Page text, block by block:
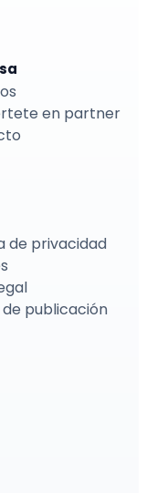
en partner
de privacidad
de publicación